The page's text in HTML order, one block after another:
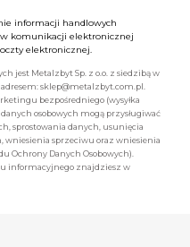
informacji handlowych
komunikacji elektronicznej
elektronicznej.
jest Metalzbyt Sp. z o.o. z siedzibą w
sklep@metalzbyt.com.pl.
bezpośredniego (wysyłka
osobowych mogą przysługiwać
sprostowania danych, usunięcia
sprzeciwu oraz wniesienia
Ochrony Danych Osobowych).
informacyjnego znajdziesz w